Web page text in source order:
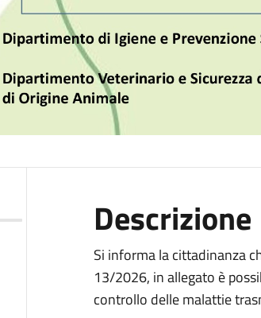
Descrizione
Si informa la cittadinanza
13/2026, in allegato è
controllo delle malattie